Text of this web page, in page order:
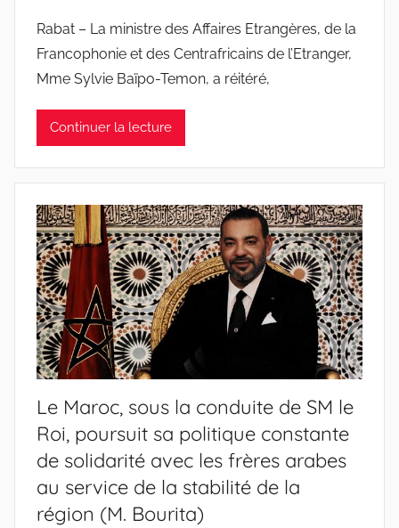
Rabat – La ministre des Affaires Etrangères, de la
Francophonie et des Centrafricains de l’Etranger,
Mme Sylvie Baïpo-Temon, a réitéré,
Continuer la lecture
Le Maroc, sous la conduite de SM le
Roi, poursuit sa politique constante
de solidarité avec les frères arabes
au service de la stabilité de la
région (M. Bourita)